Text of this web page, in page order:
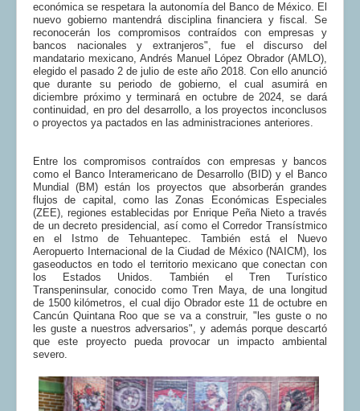
económica se respetara la autonomía del Banco de México. El
nuevo gobierno mantendrá disciplina financiera y fiscal. Se
reconocerán los compromisos contraídos con empresas y
bancos nacionales y extranjeros", fue el discurso del
mandatario mexicano, Andrés Manuel López Obrador (AMLO),
elegido el pasado 2 de julio de este año 2018. Con ello anunció
que durante su periodo de gobierno, el cual asumirá en
diciembre próximo y terminará en octubre de 2024, se dará
continuidad, en pro del desarrollo, a los proyectos inconclusos
o proyectos ya pactados en las administraciones anteriores.
Entre los compromisos contraídos con empresas y bancos
como el Banco Interamericano de Desarrollo (BID) y el Banco
Mundial (BM) están los proyectos que absorberán grandes
flujos de capital, como las Zonas Económicas Especiales
(ZEE), regiones establecidas por Enrique Peña Nieto a través
de un decreto presidencial, así como el Corredor Transístmico
en el Istmo de Tehuantepec. También está el Nuevo
Aeropuerto Internacional de la Ciudad de México (NAICM), los
gaseoductos en todo el territorio mexicano que conectan con
los Estados Unidos. También el Tren Turístico
Transpeninsular, conocido como Tren Maya, de una longitud
de 1500 kilómetros, el cual dijo Obrador este 11 de octubre en
Cancún Quintana Roo que se va a construir, "les guste o no
les guste a nuestros adversarios", y además porque descartó
que este proyecto pueda provocar un impacto ambiental
severo.